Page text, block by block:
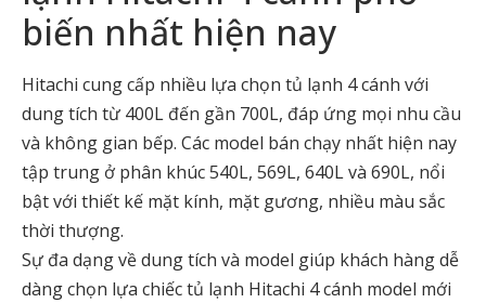
biến nhất hiện nay
Hitachi cung cấp nhiều lựa chọn tủ lạnh 4 cánh với
dung tích từ 400L đến gần 700L, đáp ứng mọi nhu cầu
và không gian bếp. Các model bán chạy nhất hiện nay
tập trung ở phân khúc 540L, 569L, 640L và 690L, nổi
bật với thiết kế mặt kính, mặt gương, nhiều màu sắc
thời thượng.
Sự đa dạng về dung tích và model giúp khách hàng dễ
dàng chọn lựa chiếctủ lạnh Hitachi 4 cánh model mới